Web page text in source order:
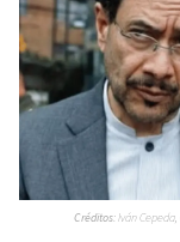
Créditos:Iván